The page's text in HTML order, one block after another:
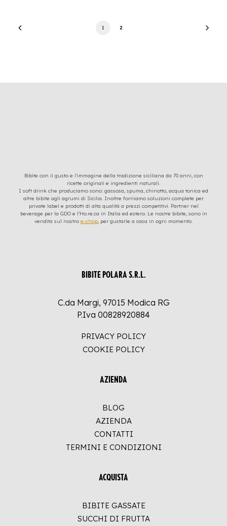
1 2
Bibite con il gusto e l’immagine della tradizione siciliana da 70 anni, con
ricette originali e ingredienti naturali.
I soft drink che produciamo sono: gassosa, spuma, chinotto, acqua tonica ed
altre bibite agli agrumi di Sicilia. Inoltre forniamo soluzioni complete per
private label e prodotti di alta qualità a prezzi competitivi. Partner nel
beverage per la GDO e l’Ho.re.ca in Italia ed estero. Le nostre bibite, sono in
vendita sul nostro e-shop, per gustarle a casa in ogni momento.
BIBITE POLARA S.R.L.
C.da Margi, 97015 Modica RG
P.Iva 00828920884
PRIVACY POLICY
COOKIE POLICY
AZIENDA
BLOG
AZIENDA
CONTATTI
TERMINI E CONDIZIONI
ACQUISTA
BIBITE GASSATE
SUCCHI DI FRUTTA